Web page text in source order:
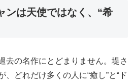
ンは天使ではなく、“希
去の名作にとどまりません。堤さ
どれだけ多くの人に“癒し”と“ド